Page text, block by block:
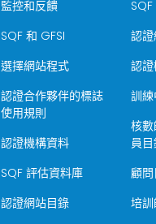
監控和反饋
SQF 和 GFSI
選擇網站程式
認證合作夥伴的標誌
使用規則
認證機構資料
SQF 評估資料庫
認證網站目錄
認
認
訓
核
員
顧
培